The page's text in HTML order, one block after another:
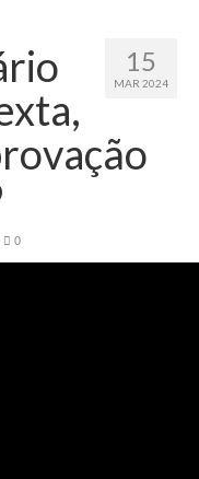
15
MAR 2024
0